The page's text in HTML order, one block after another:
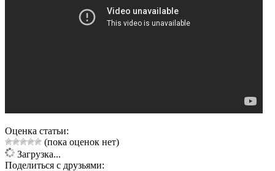
Оценка статьи:
(пока оценок нет)
Загрузка...
Поделиться с друзьями: